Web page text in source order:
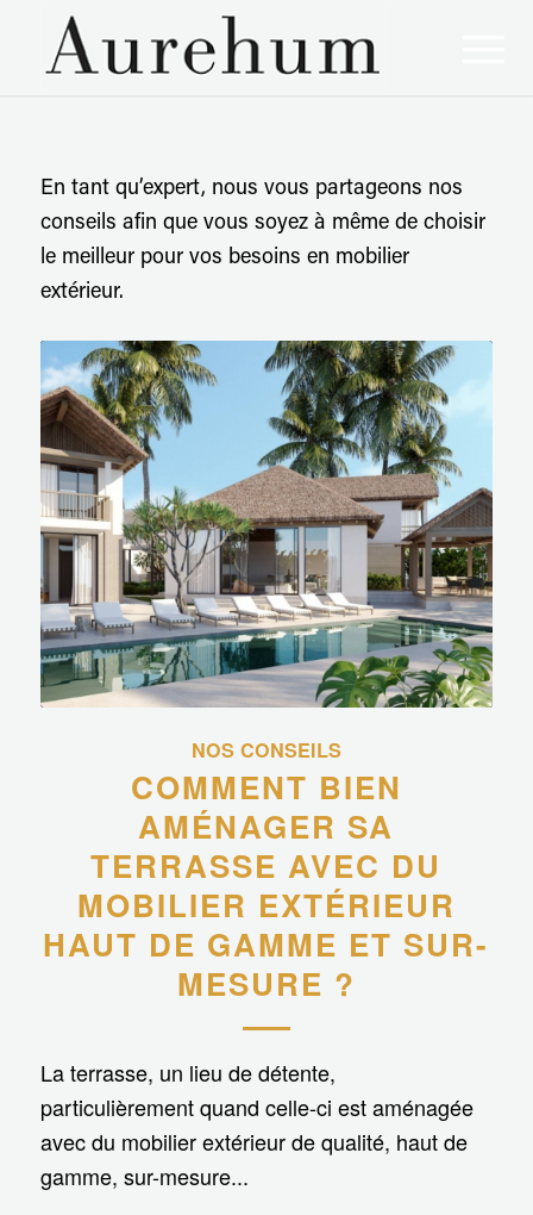
En tant qu’expert, nous vous partageons nos
conseils afin que vous soyez à même de choisir
le meilleur pour vos besoins en mobilier
extérieur.
NOS CONSEILS
COMMENT BIEN
AMÉNAGER SA
TERRASSE AVEC DU
MOBILIER EXTÉRIEUR
HAUT DE GAMME ET SUR-
MESURE ?
La terrasse, un lieu de détente,
particulièrement quand celle-ci est aménagée
avec du mobilier extérieur de qualité, haut de
gamme, sur-mesure...